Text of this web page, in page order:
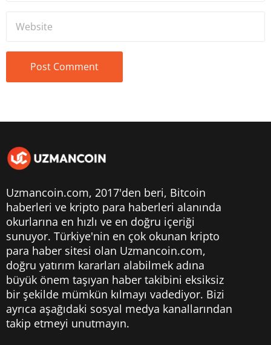
Uzmancoin.com, 2017'den beri, Bitcoin
haberleri ve kripto para haberleri alanında
okurlarına en hızlı ve en doğru içeriği
sunuyor. Türkiye'nin en çok okunan kripto
para haber sitesi olan Uzmancoin.com,
doğru yatırım kararları alabilmek adına
büyük önem taşıyan haber takibini eksiksiz
bir şekilde mümkün kılmayı vadediyor. Bizi
ayrıca aşağıdaki sosyal medya kanallarından
takip etmeyi unutmayın.